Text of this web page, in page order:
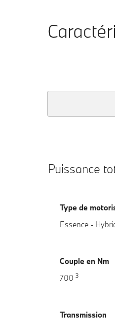
Puissance
Type de
Essence -
Couple en Nm
700 3
Transmission